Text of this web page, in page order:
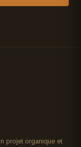
projet organique et